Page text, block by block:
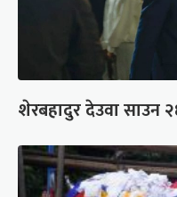
शेरबहादुर देउवा साउन